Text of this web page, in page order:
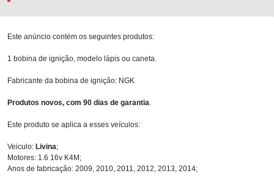
Este anúncio contém os seguintes produtos:
1 bobina de ignição, modelo lápis ou caneta.
Fabricante da bobina de ignição: NGK
Produtos novos, com 90 dias de garantia
Este produto se aplica a esses veículos:
Veiculo: Livina;
Motores: 1.6 16v K4M;
Anos de fabricação: 2009, 2010, 2011, 2012, 2013, 2014;